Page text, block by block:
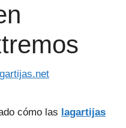
cómo las lagartijas